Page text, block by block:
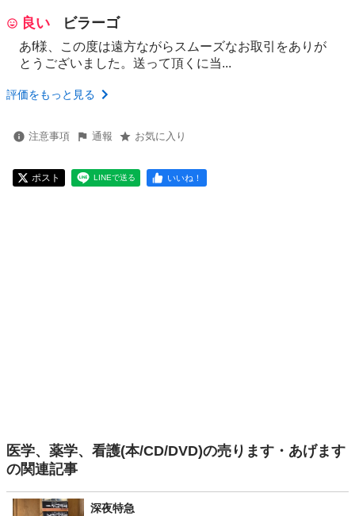
良い ビラーゴ
あf様、この度は遠方ながらスムーズなお取引をありが
とうございました。送って頂くに当...
評価をもっと見る
注意事項 通報 お気に入り
ポスト LINEで送る いいね！
医学、薬学、看護(本/CD/DVD)の売ります・あげます
の関連記事
深夜特急